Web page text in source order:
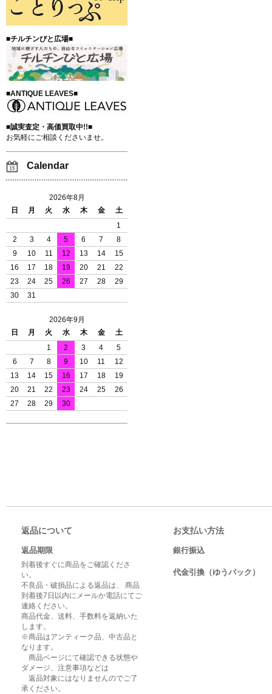
■チルチンびと広場■
■ANTIQUE LEAVES■
■誠実査定・高価買取中!!■
お気軽にご相談くださいませ。
Calendar
2026年8月
日
月 火 水 木 金
土
1
2
3 4 5 6 7
8
9
10 11 12 13 14
15
16
17 18 19 20 21
22
23
24 25 26 27 28
29
30
31
2026年9月
日
月 火 水 木 金
土
1
2 3 4
5
6
7 8 9 10 11
12
13
14 15 16 17 18
19
20
21 22 23 24 25
26
27
28 29 30
返品について
返品期限
到着後すぐに商品をご確認くださ
い。
不良品・破損品による返品は、 商品
到着後7日以内にメールか電話にてご
連絡ください。
商品代金、送料、手数料を返納いた
します。
※商品はアンティーク品、中古品と
なります。
商品ページにて確認できる状態や
ダメージ、注意事項などは
返品対象にはなりませんのでご了
承ください。
お支払い方法
銀行振込
代金引換（ゆうパック）